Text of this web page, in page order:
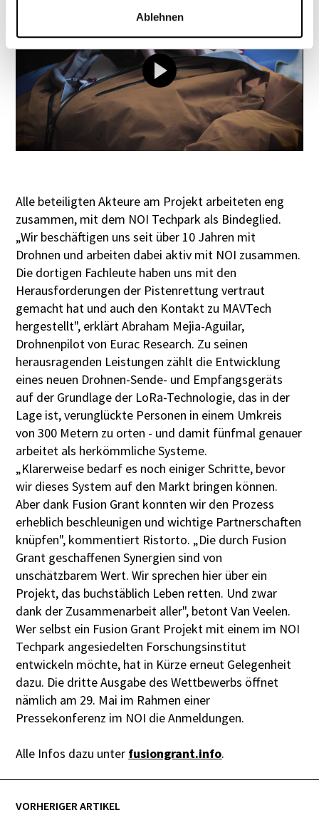
Ablehnen
Alle beteiligten Akteure am Projekt arbeiteten eng
zusammen, mit dem NOI Techpark als Bindeglied.
„Wir beschäftigen uns seit über 10 Jahren mit
Drohnen und arbeiten dabei aktiv mit NOI zusammen.
Die dortigen Fachleute haben uns mit den
Herausforderungen der Pistenrettung vertraut
gemacht hat und auch den Kontakt zu MAVTech
hergestellt", erklärt Abraham Mejia-Aguilar,
Drohnenpilot von Eurac Research. Zu seinen
herausragenden Leistungen zählt die Entwicklung
eines neuen Drohnen-Sende- und Empfangsgeräts
auf der Grundlage der LoRa-Technologie, das in der
Lage ist, verunglückte Personen in einem Umkreis
von 300 Metern zu orten - und damit fünfmal genauer
arbeitet als herkömmliche Systeme.
„Klarerweise bedarf es noch einiger Schritte, bevor
wir dieses System auf den Markt bringen können.
Aber dank Fusion Grant konnten wir den Prozess
erheblich beschleunigen und wichtige Partnerschaften
knüpfen", kommentiert Ristorto. „Die durch Fusion
Grant geschaffenen Synergien sind von
unschätzbarem Wert. Wir sprechen hier über ein
Projekt, das buchstäblich Leben retten. Und zwar
dank der Zusammenarbeit aller", betont Van Veelen.
Wer selbst ein Fusion Grant Projekt mit einem im NOI
Techpark angesiedelten Forschungsinstitut
entwickeln möchte, hat in Kürze erneut Gelegenheit
dazu. Die dritte Ausgabe des Wettbewerbs öffnet
nämlich am 29. Mai im Rahmen einer
Pressekonferenz im NOI die Anmeldungen.
Alle Infos dazu unter fusiongrant.info.
VORHERIGER ARTIKEL